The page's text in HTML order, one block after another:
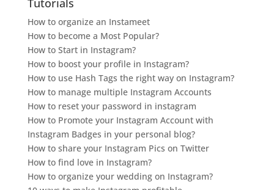
Tutorials
How to organize an Instameet
How to become a Most Popular?
How to Start in Instagram?
How to boost your profile in Instagram?
How to use Hash Tags the right way on Instagram?
How to manage multiple Instagram Accounts
How to reset your password in instagram
How to Promote your Instagram Account with
Instagram Badges in your personal blog?
How to share your Instagram Pics on Twitter
How to find love in Instagram?
How to organize your wedding on Instagram?